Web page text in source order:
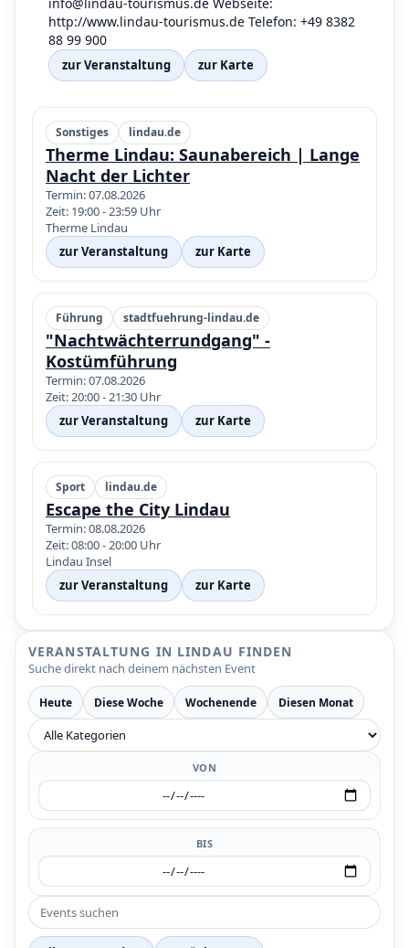
http://www.lindau-tourismus.de Telefon: +49 8382
88 99 900
zur Veranstaltung zur Karte
Sonstiges lindau.de
Therme Lindau: Saunabereich | Lange
Nacht der Lichter
Termin: 07.08.2026
Zeit: 19:00 - 23:59 Uhr
Therme Lindau
zur Veranstaltung
zur Karte
Führung stadtfuehrung-lindau.de
"Nachtwächterrundgang" -
Kostümführung
Termin: 07.08.2026
Zeit: 20:00 - 21:30 Uhr
zur Veranstaltung
zur Karte
Sport lindau.de
Escape the City Lindau
Termin: 08.08.2026
Zeit: 08:00 - 20:00 Uhr
Lindau Insel
zur Veranstaltung
zur Karte
VERANSTALTUNG IN LINDAU FINDEN
Suche direkt nach deinem nächsten Event
Heute Diese Woche Wochenende Diesen Monat
VON
BIS